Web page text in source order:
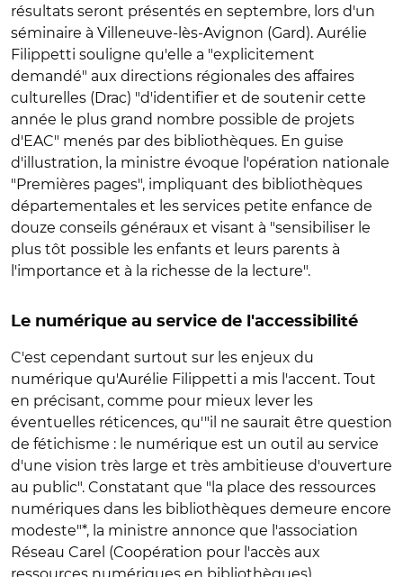
résultats seront présentés en septembre, lors d'un
séminaire à Villeneuve-lès-Avignon (Gard). Aurélie
Filippetti souligne qu'elle a "explicitement
demandé" aux directions régionales des affaires
culturelles (Drac) "d'identifier et de soutenir cette
année le plus grand nombre possible de projets
d'EAC" menés par des bibliothèques. En guise
d'illustration, la ministre évoque l'opération nationale
"Premières pages", impliquant des bibliothèques
départementales et les services petite enfance de
douze conseils généraux et visant à "sensibiliser le
plus tôt possible les enfants et leurs parents à
l'importance et à la richesse de la lecture".
Le numérique au service de l'accessibilité
C'est cependant surtout sur les enjeux du
numérique qu'Aurélie Filippetti a mis l'accent. Tout
en précisant, comme pour mieux lever les
éventuelles réticences, qu'"il ne saurait être question
de fétichisme : le numérique est un outil au service
d'une vision très large et très ambitieuse d'ouverture
au public". Constatant que "la place des ressources
numériques dans les bibliothèques demeure encore
modeste"*, la ministre annonce que l'association
Réseau Carel (Coopération pour l'accès aux